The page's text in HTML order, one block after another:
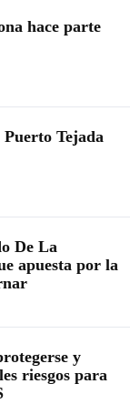
hace parte
Tejada
De La
apuesta por la
y
riesgos para